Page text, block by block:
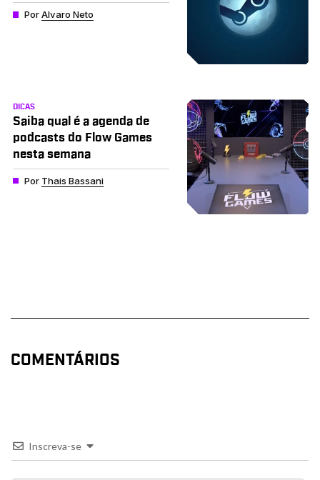
PorAlvaro Neto
DICAS
Saiba qual é a agenda de
podcasts do Flow Games
nesta semana
Por Thais Bassani
COMENTÁRIOS
Inscreva-se